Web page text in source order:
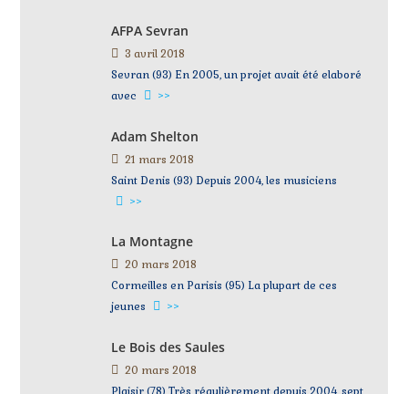
AFPA Sevran
3 avril 2018
Sevran (93) En 2005, un projet avait été elaboré
avec
>>
Adam Shelton
21 mars 2018
Saint Denis (93) Depuis 2004, les musiciens
>>
La Montagne
20 mars 2018
Cormeilles en Parisis (95) La plupart de ces
jeunes
>>
Le Bois des Saules
20 mars 2018
Plaisir (78) Très régulièrement depuis 2004, sept